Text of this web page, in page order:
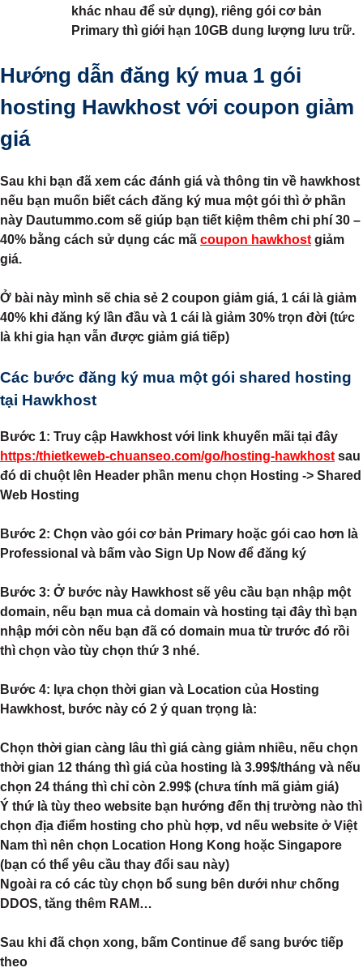
khác nhau để sử dụng), riêng gói cơ bản
Primary thì giới hạn 10GB dung lượng lưu trữ.
Hướng dẫn đăng ký mua 1 gói
hosting Hawkhost với coupon giảm
giá
Sau khi bạn đã xem các đánh giá và thông tin về hawkhost
nếu bạn muốn biết cách đăng ký mua một gói thì ở phần
này Dautummo.com sẽ giúp bạn tiết kiệm thêm chi phí 30 –
40% bằng cách sử dụng các mã coupon hawkhost giảm
giá.
Ở bài này mình sẽ chia sẻ 2 coupon giảm giá, 1 cái là giảm
40% khi đăng ký lần đầu và 1 cái là giảm 30% trọn đời (tức
là khi gia hạn vẫn được giảm giá tiếp)
Các bước đăng ký mua một gói shared hosting
tại Hawkhost
Bước 1: Truy cập Hawkhost với link khuyến mãi tại đây
https:/thietkeweb-chuanseo.com/go/hosting-hawkhost sau
đó di chuột lên Header phần menu chọn Hosting -> Shared
Web Hosting
Bước 2: Chọn vào gói cơ bản Primary hoặc gói cao hơn là
Professional và bấm vào Sign Up Now để đăng ký
Bước 3: Ở bước này Hawkhost sẽ yêu cầu bạn nhập một
domain, nếu bạn mua cả domain và hosting tại đây thì bạn
nhập mới còn nếu bạn đã có domain mua từ trước đó rồi
thì chọn vào tùy chọn thứ 3 nhé.
Bước 4: lựa chọn thời gian và Location của Hosting
Hawkhost, bước này có 2 ý quan trọng là:
Chọn thời gian càng lâu thì giá càng giảm nhiều, nếu chọn
thời gian 12 tháng thì giá của hosting là 3.99$/tháng và nếu
chọn 24 tháng thì chỉ còn 2.99$ (chưa tính mã giảm giá)
Ý thứ là tùy theo website bạn hướng đến thị trường nào thì
chọn địa điểm hosting cho phù hợp, vd nếu website ở Việt
Nam thì nên chọn Location Hong Kong hoặc Singapore
(bạn có thể yêu cầu thay đổi sau này)
Ngoài ra có các tùy chọn bổ sung bên dưới như chống
DDOS, tăng thêm RAM…
Sau khi đã chọn xong, bấm Continue để sang bước tiếp
theo